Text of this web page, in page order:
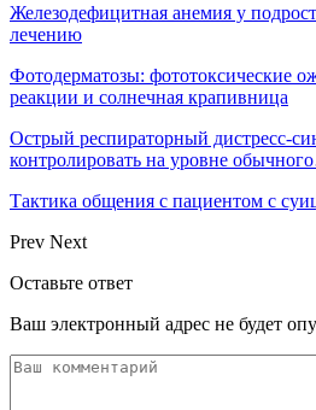
Железодефицитная анемия у
лечению
Фотодерматозы: фототоксические
реакции и солнечная крапивница
Острый респираторный дистресс-
контролировать на уровне
Тактика общения с пациентом с
Prev Next
Оставьте ответ
Ваш электронный адрес не будет